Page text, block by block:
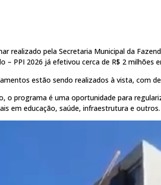
realizado pela Secretaria Municipal da
– PPI 2026 já efetivou cerca de R$ 2 milhões
estão sendo realizados à vista, com
o programa é uma oportunidade para
em educação, saúde, infraestrutura e outros.